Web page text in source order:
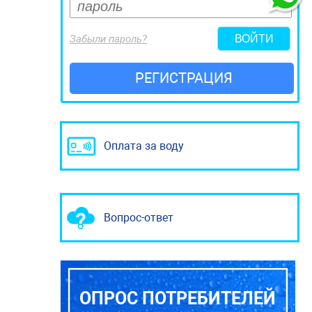
Забыли пароль?
РЕГИСТРАЦИЯ
Оплата за воду
Вопрос-ответ
ОПРОС ПОТРЕБИТЕЛЕЙ